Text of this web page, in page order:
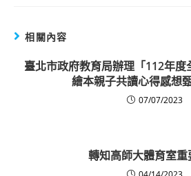
相關內容
臺北市政府教育局辦理「112年度
繪本親子共讀心得感想
07/07/2023
轉知高師大體育室重